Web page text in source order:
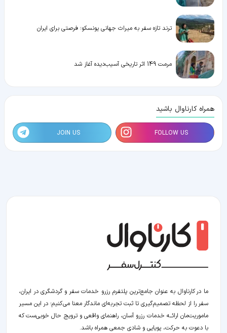
ترند تازه سفر به میراث جهانی یونسکو؛ فرصتی برای ایران
مرمت 149 اثر تاریخی آسیب‌دیده آغاز شد
همراه کارناوال باشید
FOLLOW US
JOIN US
ما در کارناوال به عنوان جامع‌ترین پلتفرم رزرو خدمات سفر و گردشگری در ایران،
سفر را از لحظه‌ تصمیم‌گیری تا ثبت تجربه‌ای ماندگار معنا می‌کنیم؛ در این مسیر‍
ماموریت‌مان اراﺋــﻪ خدمات رزرو آسان، راهنمای واقعی و ترویج حال خوبی‌ست که
با دعوت به حرکت، پویایی و شادی جمعی همراه باشد.